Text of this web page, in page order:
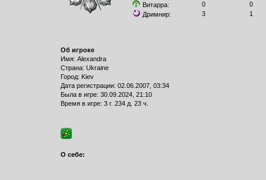
Витарра:
0
0
Дримнир:
3 1
Об игроке
Имя: Alexandra
Страна: Ukraine
Город: Kiev
Дата регистрации: 02.06.2007, 03:34
Былa в игре: 30.09.2024, 21:10
Время в игре: 3 г. 234 д. 23 ч.
О себе: